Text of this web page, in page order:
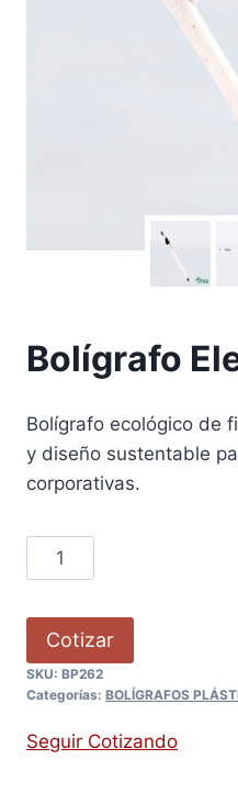
Bolígrafo
Bolígrafo ecológico de
y diseño sustentable
corporativas.
Cotizar
SKU: BP262
Categorías: BOLÍGRAFOS
Seguir Cotizando